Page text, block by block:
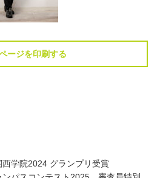
ージを印刷する
学院2024 グランプリ受賞